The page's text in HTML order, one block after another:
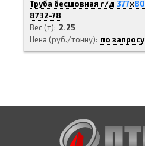
Труба бесшовная г/д 377х80
8732-78
Вес (т)
2.25
Цена (руб./тонну)
по запросу